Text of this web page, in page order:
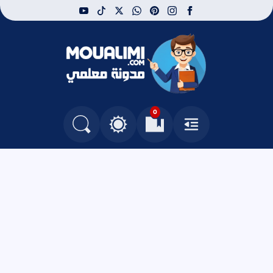
facebook
instagram
pinterest
whatsapp
x
tiktok
youtube
مدونة معلمي
القائمة
0
العلامات المرجعيةالتغيير بين الوضع النهاري والداكن
البحث في المدونة